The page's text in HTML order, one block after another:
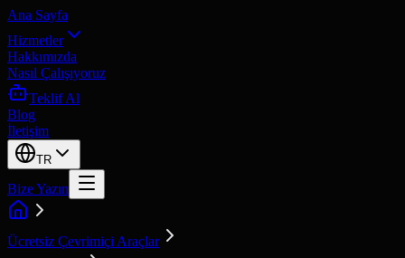
Ana Sayfa
Hizmetler
Hakkımızda
Nasıl Çalışıyoruz
Teklif Al
Blog
İletişim
TR
Bize Yazın
Ücretsiz Çevrimiçi Araçlar